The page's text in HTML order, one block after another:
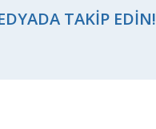
TAKIP EDIN!